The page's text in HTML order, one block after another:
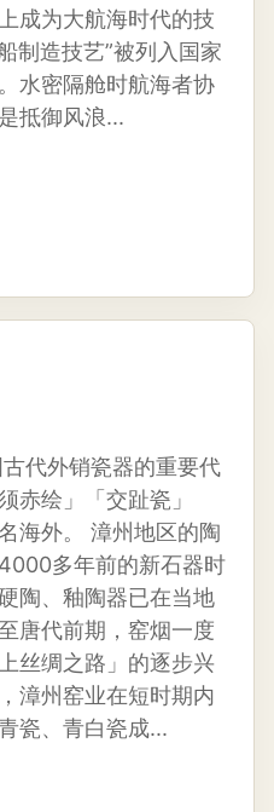
成为大航海时代的技
制造技艺”被列入国家
水密隔舱时航海者协
抵御风浪...
代外销瓷器的重要代
赤绘」「交趾瓷」
海外。 漳州地区的陶
多年前的新石器时
陶、釉陶器已在当地
唐代前期，窑烟一度
丝绸之路」的逐步兴
漳州窑业在短时期内
瓷、青白瓷成...